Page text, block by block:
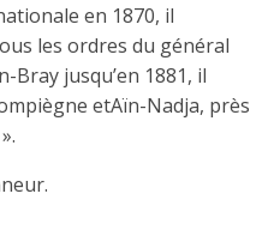
en 1870, il
les ordres du général
Bray jusqu’en 1881, il
etAïn-Nadja, près